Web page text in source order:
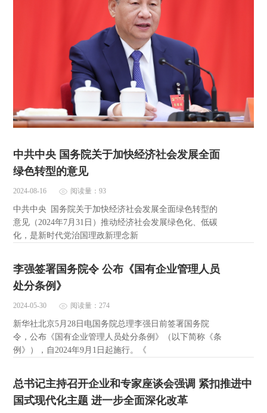
中共中央 国务院关于加快经济社会发展全面
绿色转型的意见
2024-08-16 阅读量：93
中共中央 国务院关于加快经济社会发展全面绿色转型的
意见（2024年7月31日）推动经济社会发展绿色化、低碳
化，是新时代党治国理政新理念新
李强签署国务院令 公布《国有企业管理人员
处分条例》
2024-05-30 阅读量：274
新华社北京5月28日电国务院总理李强日前签署国务院
令，公布《国有企业管理人员处分条例》（以下简称《条
例》），自2024年9月1日起施行。《
总书记主持召开企业和专家座谈会强调 紧扣推进中
国式现代化主题 进一步全面深化改革